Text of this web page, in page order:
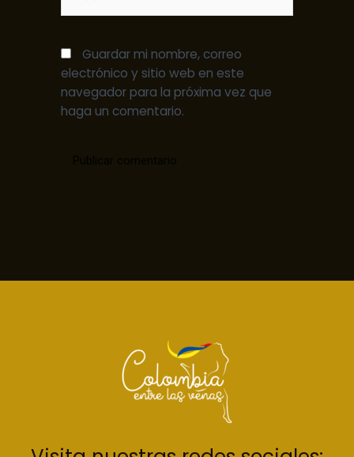
Guardar mi nombre, correo
electrónico y sitio web en este
navegador para la próxima vez que
haga un comentario.